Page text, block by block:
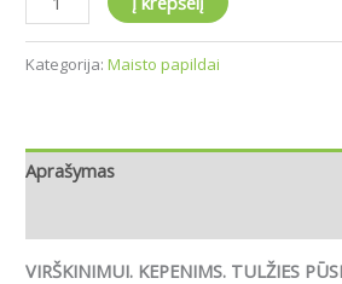
Kategorija: Maisto papildai
Aprašymas
VIRŠKINIMUI. KEPENIMS. TULŽIES